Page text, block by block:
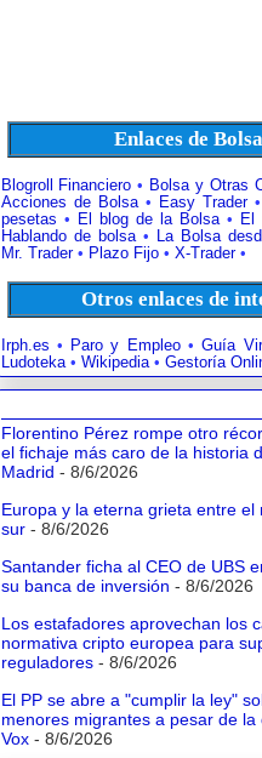
Enlaces de Bolsa
Blogroll Financiero • Bolsa y Otras
Acciones de Bolsa• Easy Trader•
pesetas • El blog de la Bolsa• El
Hablando de bolsa• La Bolsa
Mr. Trader• Plazo Fijo• X-Trader•
Otros enlaces de
Irph.es • Paro y Empleo•Guía
Ludoteka• Wikipedia• Gestoría
Florentino Pérez rompe otro
el fichaje más caro de la historia
Madrid - 8/6/2026
Europa y la eterna grieta entre el
sur- 8/6/2026
Santander ficha al CEO de UBS
su banca de inversión - 8/6/2026
Los estafadores aprovechan los
normativa cripto europea para
reguladores- 8/6/2026
El PP se abre a "cumplir la ley"
menores migrantes a pesar de la
Vox- 8/6/2026